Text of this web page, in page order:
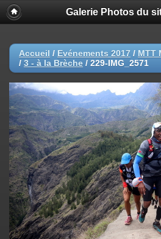
Galerie Photos du
Accueil / Evénements 2017 / MTT
/ 3 - à la Brèche / 229-IMG_2571